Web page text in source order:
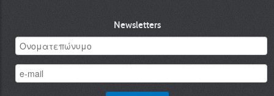
Newsletters